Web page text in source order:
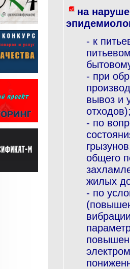
на
- к
- при
вывоз и
- по
общего
жилых
- по